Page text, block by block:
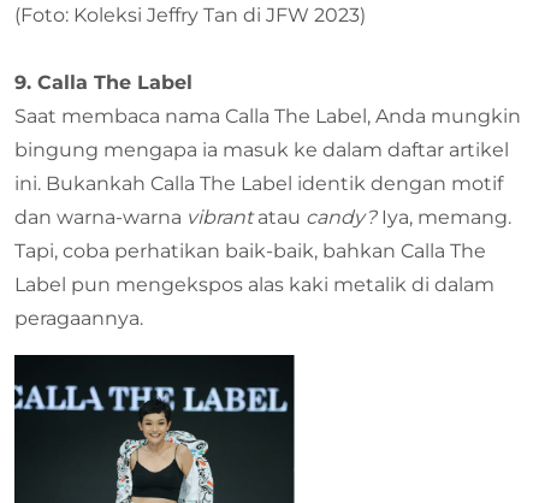
(Foto: Koleksi Jeffry Tan di JFW 2023)
9. Calla The Label
Saat membaca nama Calla The Label, Anda mungkin
bingung mengapa ia masuk ke dalam daftar artikel
ini. Bukankah Calla The Label identik dengan motif
dan warna-warna vibrantatau candy? Iya, memang.
Tapi, coba perhatikan baik-baik, bahkan Calla The
Label pun mengekspos alas kaki metalik di dalam
peragaannya.